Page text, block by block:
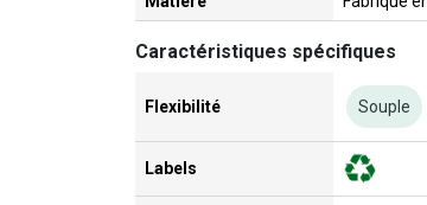
Caractéristiques spécifiques
Flexibilité Souple
Labels